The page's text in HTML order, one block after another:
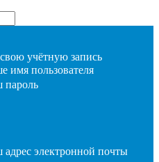
учётную запись
имя пользователя
пароль
электронной почты